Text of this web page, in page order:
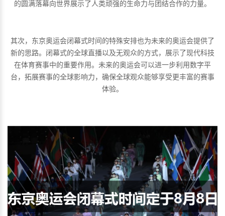
的圆满落幕向世界展示了人类顽强的生命力与团结合作的力量。
其次，东京奥运会闭幕式时间的特殊安排也为未来的奥运会提供了
新的思路。闭幕式的全球直播以及无观众的方式，展示了现代科技
在体育赛事中的重要作用。未来的奥运会可以进一步利用数字平
台，拓展赛事的全球影响力，确保全球观众能够享受更丰富的赛事
体验。